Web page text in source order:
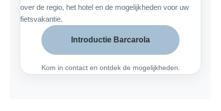
over de regio, het hotel en de mogelijkheden voor uw
fietsvakantie.
Introductie Barcarola
Kom in contact en ontdek de mogelijkheden.